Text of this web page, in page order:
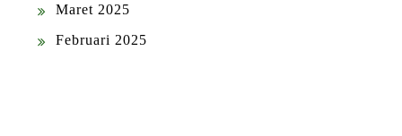
Maret 2025
Februari 2025